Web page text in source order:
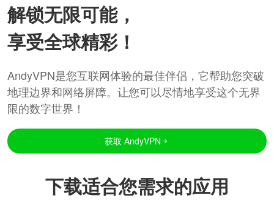
解锁无限可能，
享受全球精彩！
AndyVPN是您互联网体验的最佳伴侣，它帮助您突破
地理边界和网络屏障。让您可以尽情地享受这个无界
限的数字世界！
获取 AndyVPN
下载适合您需求的应用